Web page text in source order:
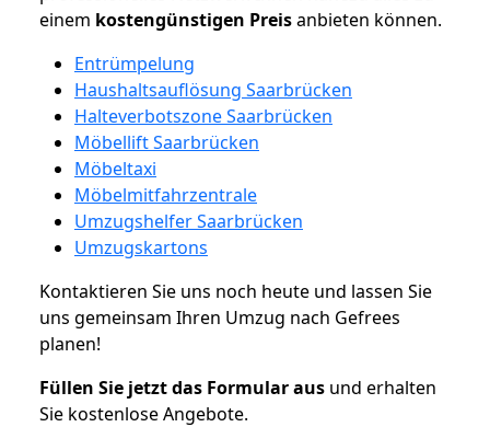
einem kostengünstigen Preisanbieten können.
Entrümpelung
Haushaltsauflösung Saarbrücken
Halteverbotszone Saarbrücken
Möbellift Saarbrücken
Möbeltaxi
Möbelmitfahrzentrale
Umzugshelfer Saarbrücken
Umzugskartons
Kontaktieren Sie uns noch heute und lassen Sie
uns gemeinsam Ihren Umzug nach Gefrees
planen!
Füllen Sie jetzt das Formular aus und erhalten
Sie kostenlose Angebote.